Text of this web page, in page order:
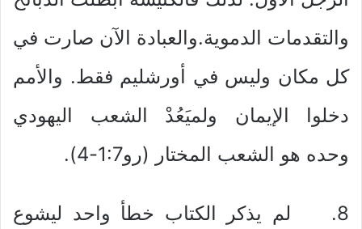
والتقدمات الدموية.والعبادة الآن صارت في
كل مكان وليس في أورشليم فقط. والأمم
دخلوا الإيمان ولميَعُدْ الشعب اليهودي
وحده هو الشعب المختار (رو1:7-4).
8. لم يذكر الكتاب خطأ واحد ليشوع